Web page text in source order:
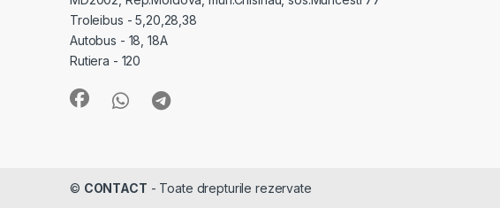
Troleibus - 5,20,28,38
Autobus - 18, 18A
Rutiera - 120
© CONTACT - Toate drepturile rezervate